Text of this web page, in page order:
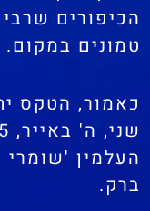
הכיפורים
טמונים במקום.
כאמור, הטקס
העלמין
ברק.